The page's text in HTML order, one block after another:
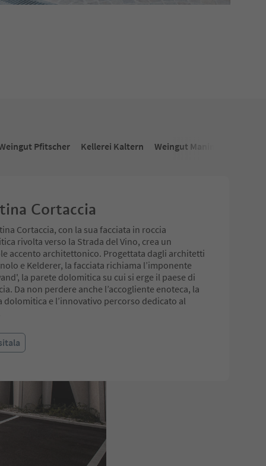
Pfitscher Kellerei Kaltern Weingut Manincor
Cortaccia
Cortaccia, con la sua facciata in roccia
rivolta verso la Strada del Vino, crea un
accento architettonico. Progettata dagli architetti
e Kelderer, la facciata richiama l’imponente
la parete dolomitica su cui si erge il paese di
Da non perdere anche l’accogliente enoteca, la
dolomitica e l’innovativo percorso dedicato al